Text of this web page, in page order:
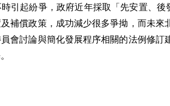
引起紛爭，政府近年採取「先安置、
補償政策，成功減少很多爭拗，而未
會討論與簡化發展程序相關的法例修